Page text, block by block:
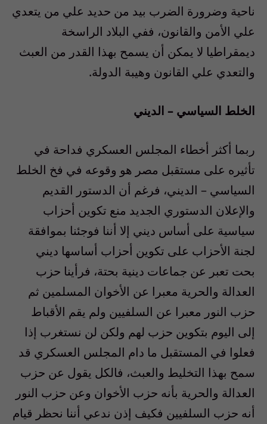
ناحية وضرورة الضرب بيد من حديد علي من يتعدي
علي الأمن والقانون، ففي البلاد الراسخة
ديمقراطيا لا يمكن أن يسمح بهذا القدر من العبث
والتعدي علي القانون وهيبة الدولة.
الخلط السياسي – الديني
ربما أكثر أخطاء المجلس العسكري فداحة في
تأثيره على مستقبل مصر هو وقوعه في فخ الخلط
السياسي – الديني، فرغم أن الدستور القديم
والإعلان الدستوري الجديد منع تكوين أحزاب
سياسية على أساس ديني إلا أننا فوجئنا بموافقة
لجنة الأحزاب على تكوين أحزاب أساسها ديني
بحت تعبر عن جماعات دينية بحتة، فرأينا حزب
العدالة والحرية معبرا عن الأخوان المسلمين ثم
حزب النور معبرا عن السلفيين ولم يقم الأقباط
إلى اليوم بتكوين حزب لهم ولكن لن نستغرب إذا
فعلوا في المستقبل ما دام المجلس العسكري قد
سمح بهذا التخليط والعبث، فالكل يقول عن حزب
العدالة والحرية بأنه حزب الأخوان وعن حزب النور
أنه حزب السلفيين فكيف إذن ندعي أننا نحظر قيام